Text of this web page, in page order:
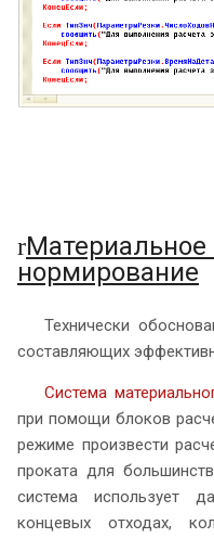
rМатериальное
нормирование
Технически
составляющих
Система
при помощи блоков
режиме произвести
проката для
система использует
концевых отходах,